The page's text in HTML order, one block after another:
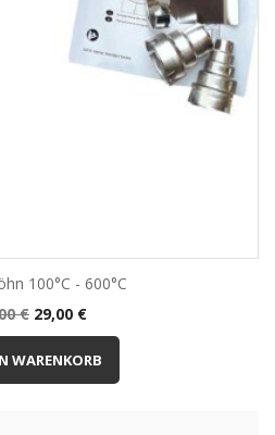
100°C - 600°C
€ Preis
29,00 €
WARENKORB